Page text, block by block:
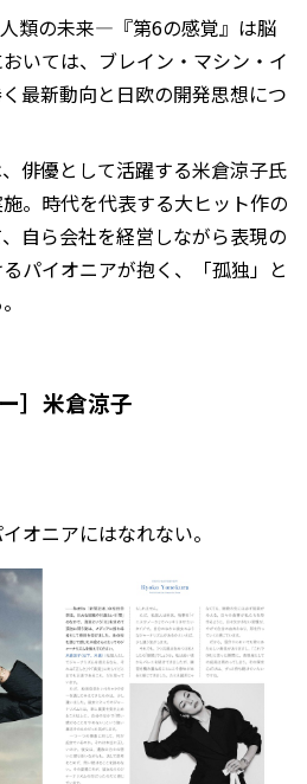
類の未来―『第6の感覚』は脳
いては、ブレイン・マシン・イ
最新動向と日欧の開発思想につ
俳優として活躍する米倉涼子氏
。時代を代表する大ヒット作の
自ら会社を経営しながら表現の
パイオニアが抱く、「孤独」と
］米倉涼子
オニアにはなれない。